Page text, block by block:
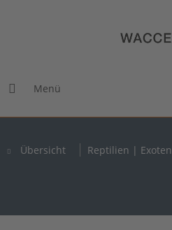
Menü
Übersicht Reptilien | Exoten